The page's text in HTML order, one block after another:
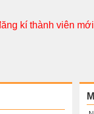
kí thành viên